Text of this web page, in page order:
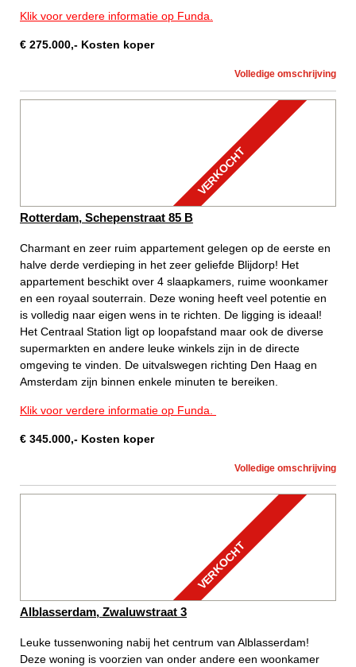
Klik voor verdere informatie op Funda.
€ 275.000,- Kosten koper
Volledige omschrijving
VERKOCHT
Rotterdam, Schepenstraat 85 B
Charmant en zeer ruim appartement gelegen op de eerste en
halve derde verdieping in het zeer geliefde Blijdorp! Het
appartement beschikt over 4 slaapkamers, ruime woonkamer
en een royaal souterrain. Deze woning heeft veel potentie en
is volledig naar eigen wens in te richten. De ligging is ideaal!
Het Centraal Station ligt op loopafstand maar ook de diverse
supermarkten en andere leuke winkels zijn in de directe
omgeving te vinden. De uitvalswegen richting Den Haag en
Amsterdam zijn binnen enkele minuten te bereiken.
Klik voor verdere informatie op Funda.
€ 345.000,- Kosten koper
Volledige omschrijving
VERKOCHT
Alblasserdam, Zwaluwstraat 3
Leuke tussenwoning nabij het centrum van Alblasserdam!
Deze woning is voorzien van onder andere een woonkamer